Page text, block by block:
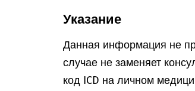
Указание
Данная информация не
случае не заменяет
код ICD на личном